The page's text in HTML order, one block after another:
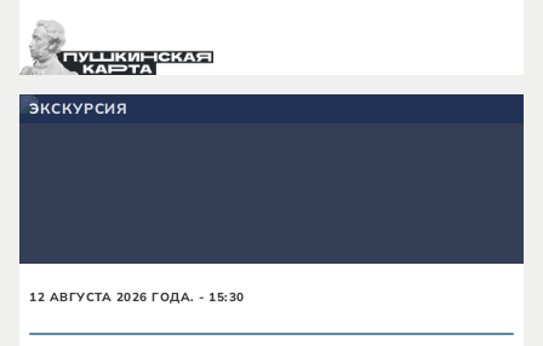
ЭКСКУРСИЯ
12 АВГУСТА 2026 ГОДА. - 15:30